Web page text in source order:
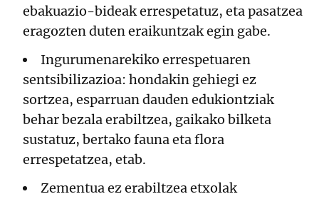
ebakuazio-bideak errespetatuz, eta pasatzea
eragozten duten eraikuntzak egin gabe.
Ingurumenarekiko errespetuaren
sentsibilizazioa: hondakin gehiegi ez
sortzea, esparruan dauden edukiontziak
behar bezala erabiltzea, gaikako bilketa
sustatuz, bertako fauna eta flora
errespetatzea, etab.
Zementua ez erabiltzea etxolak